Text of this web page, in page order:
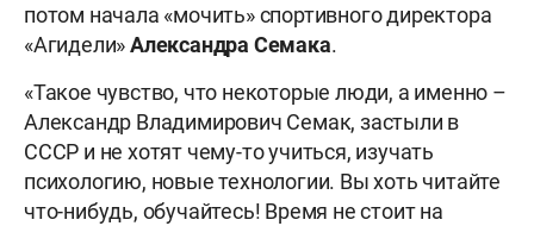
потом начала «мочить» спортивного директора
«Агидели»Александра Семака.
«Такое чувство, что некоторые люди, а именно –
Александр Владимирович Семак, застыли в
СССР и не хотят чему-то учиться, изучать
психологию, новые технологии. Вы хоть читайте
что-нибудь, обучайтесь! Время не стоит на